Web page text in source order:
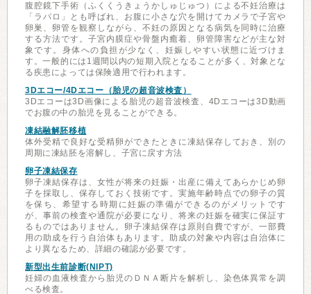
腹腔鏡下手術（ふくくうきょうかしゅじゅつ）による不妊治療は
「ラパロ」とも呼ばれ、お腹に小さな穴を開けてカメラで子宮や
卵巣、卵管を観察しながら、不妊の原因となる病気を同時に治療
する方法です。子宮内膜症や骨盤内癒着、卵管障害などが主な対
象です。身体への負担が少なく、妊娠しやすい状態に近づけま
す。一般的には1週間以内の短期入院となることが多く、対象とな
る疾患によっては保険適用で行われます。
3Dエコー/4Dエコー（胎児の超音波検査）
3Dエコーは3D画像による胎児の超音波検査、4Dエコーは3D動画
でお腹の中の胎児を見ることができる。
凍結融解胚移植
体外受精で良好な受精卵ができたときに凍結保存しておき、別の
周期に凍結胚を溶解し、子宮に戻す方法
卵子凍結保存
卵子凍結保存は、女性が将来の妊娠・出産に備えてあらかじめ卵
子を採取し、保存しておく技術です。実施年齢時点での卵子の質
を保ち、希望する時期に妊娠の準備ができるのがメリットです
が、事前の検査や通院が必要になり、将来の妊娠を確実に保証す
るものではありません。卵子凍結保存は原則自費ですが、一部費
用の助成を行う自治体もあります。助成の対象や内容は自治体に
より異なるため、詳細の確認が必要です。
新型出生前診断(NIPT)
妊婦の血液検査から胎児のＤＮＡ断片を解析し、染色体異常を調
べる検査。